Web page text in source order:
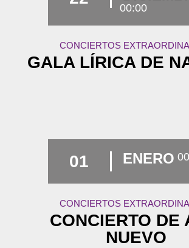
00:00
CONCIERTOS
GALA LÍRICA DE
01 ENERO
CONCIERTOS
CONCIERTO DE
NUEVO